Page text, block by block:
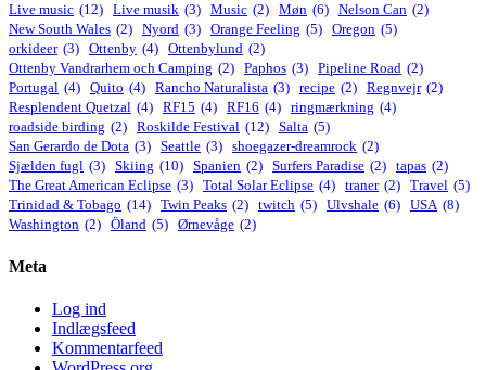
Live music (12) Live musik (3) Music (2) Møn (6) Nelson Can (2)
New South Wales (2) Nyord (3) Orange Feeling (5) Oregon (5)
orkideer (3) Ottenby (4) Ottenbylund (2)
Ottenby Vandrarhem och Camping (2) Paphos (3) Pipeline Road (2)
Portugal (4) Quito (4) Rancho Naturalista (3) recipe (2) Regnvejr (2)
Resplendent Quetzal (4) RF15 (4) RF16 (4) ringmærkning (4)
roadside birding (2) Roskilde Festival (12) Salta (5)
San Gerardo de Dota (3) Seattle (3) shoegazer-dreamrock (2)
Sjælden fugl (3) Skiing (10) Spanien (2) Surfers Paradise (2) tapas (2)
The Great American Eclipse (3) Total Solar Eclipse (4) traner (2) Travel (5)
Trinidad & Tobago (14) Twin Peaks (2) twitch (5) Ulvshale (6) USA (8)
Washington (2) Öland (5) Ørnevåge (2)
Meta
Log ind
Indlægsfeed
Kommentarfeed